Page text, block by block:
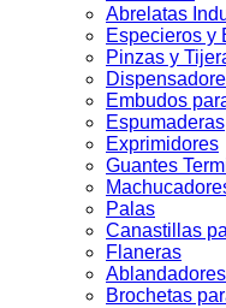
Abrelatas
Especieros y
Pinzas y
Embudos
Espumaderas
Exprimidores
Guantes
Palas
Canastillas
Flaneras
Brochetas